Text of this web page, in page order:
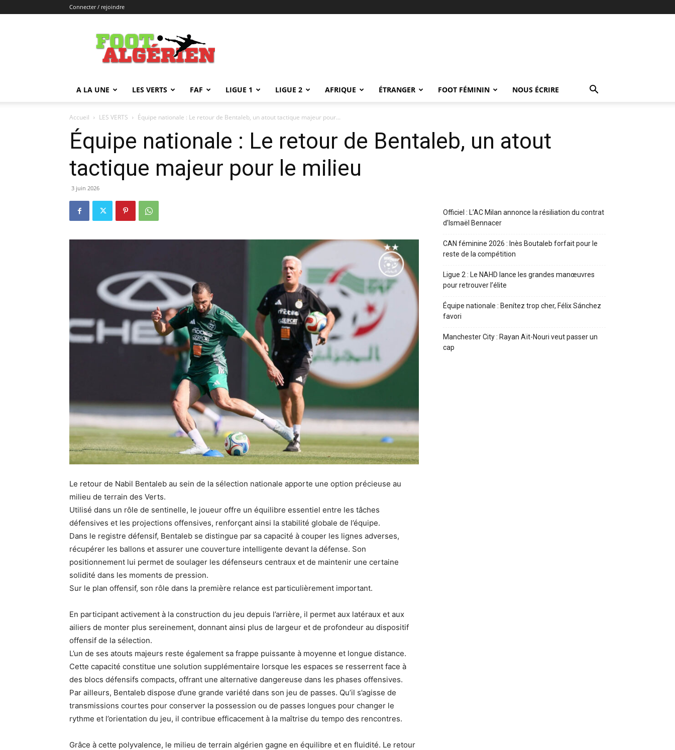
Connecter / rejoindre
FOOTALGERIEN
A LA UNE LES VERTS FAF LIGUE 1 LIGUE 2 AFRIQUE ÉTRANGER FOOT FÉMININ NOUS ÉCRIRE
Accueil LES VERTS Équipe nationale : Le retour de Bentaleb, un atout tactique majeur pour...
Équipe nationale : Le retour de Bentaleb, un atout
tactique majeur pour le milieu
3 juin 2026
Le retour de Nabil Bentaleb au sein de la sélection nationale apporte une option précieuse au
milieu de terrain des Verts.
Utilisé dans un rôle de sentinelle, le joueur offre un équilibre essentiel entre les tâches
défensives et les projections offensives, renforçant ainsi la stabilité globale de l’équipe.
Dans le registre défensif, Bentaleb se distingue par sa capacité à couper les lignes adverses,
récupérer les ballons et assurer une couverture intelligente devant la défense. Son
positionnement lui permet de soulager les défenseurs centraux et de maintenir une certaine
solidité dans les moments de pression.
Sur le plan offensif, son rôle dans la première relance est particulièrement important.
En participant activement à la construction du jeu depuis l’arrière, il permet aux latéraux et aux
ailiers de monter plus sereinement, donnant ainsi plus de largeur et de profondeur au dispositif
offensif de la sélection.
L’un de ses atouts majeurs reste également sa frappe puissante à moyenne et longue distance.
Cette capacité constitue une solution supplémentaire lorsque les espaces se resserrent face à
des blocs défensifs compacts, offrant une alternative dangereuse dans les phases offensives.
Par ailleurs, Bentaleb dispose d’une grande variété dans son jeu de passes. Qu’il s’agisse de
transmissions courtes pour conserver la possession ou de passes longues pour changer le
rythme et l’orientation du jeu, il contribue efficacement à la maîtrise du tempo des rencontres.
Grâce à cette polyvalence, le milieu de terrain algérien gagne en équilibre et en fluidité. Le retour
Officiel : L’AC Milan annonce la résiliation du contrat
d’Ismaël Bennacer
CAN féminine 2026 : Inès Boutaleb forfait pour le
reste de la compétition
Ligue 2 : Le NAHD lance les grandes manœuvres
pour retrouver l’élite
Équipe nationale : Benítez trop cher, Félix Sánchez
favori
Manchester City : Rayan Aït-Nouri veut passer un
cap